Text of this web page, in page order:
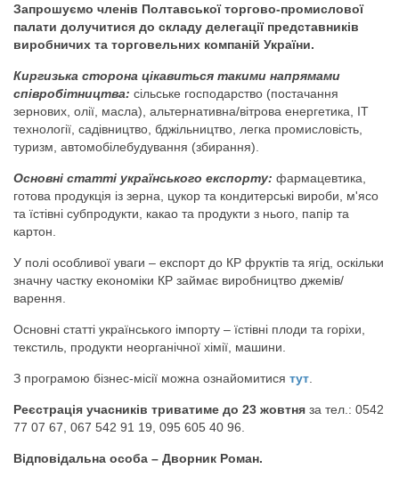
Запрошуємо членів Полтавської торгово-промислової
палати долучитися до складу делегації представників
виробничих та торговельних компаній України.
Киргизька сторона цікавиться такими напрямами
співробітництва: сільське господарство (постачання
зернових, олії, масла), альтернативна/вітрова енергетика, IT
технології, садівництво, бджільництво, легка промисловість,
туризм, автомобілебудування (збирання).
Основні статті українського експорту: фармацевтика,
готова продукція iз зерна, цукор та кондитерські вироби, м'ясо
та їстівні субпродукти, какао та продукти з нього, папір та
картон.
У полі особливої уваги – експорт до КР фруктів та ягід, оскільки
значну частку економіки КР займає виробництво джемів/
варення.
Основні статті українського імпорту – їстівні плоди та горіхи,
текстиль, продукти неорганічної xiмiї, машини.
З програмою бізнес-місії можна ознайомитися тут
Реєстрація учасників триватиме до 23 жовтня за тел.: 0542
77 07 67, 067 542 91 19, 095 605 40 96.
Відповідальна особа – Дворник Роман.